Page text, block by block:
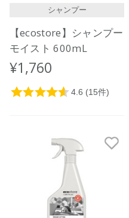
シャンプー
【ecostore】シャンプー
モイスト 600mL
¥1,760